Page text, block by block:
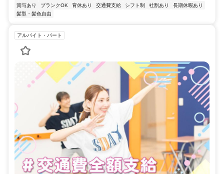
賞与あり
ブランクOK 育休あり 交通費支給 シフト制 社割あり
長期休暇あり
髪型・髪色自由
アルバイト・パート